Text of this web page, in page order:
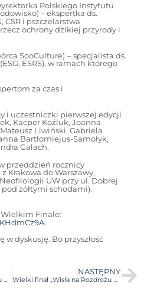
Polskiego Instytutu
– ekspertka ds.
CSR i pszczelarstwa
ochrony dzikiej przyrody i
SooCulture) – specjalista ds.
ESRS), w ramach którego
za czas i
i uczestniczki pierwszej edycji
Kacper Koźluk, Joanna
Liwiński, Gabriela
Bartłomiejus-Samołyk,
Galach.
przeddzień rocznicy
Krakowa do Warszawy,
UW przy ul. Dobrej
pod żółtymi schodami).
Finale:
.
w dyskusję. Bo przyszłość
Inauguracja 5. edycji programu Mentoring UW za nami!
NASTĘPNY
Wielki finał „Wisła na Rozdrożu – sztuka improwizacji biznesowej”